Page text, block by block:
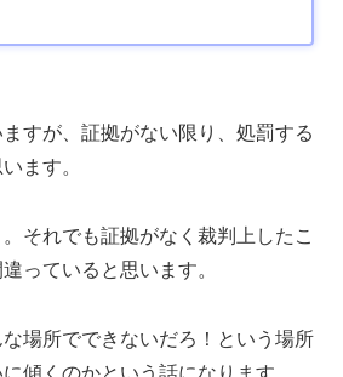
すが、証拠がない限り、処罰する
ます。
それでも証拠がなく裁判上したこ
っていると思います。
場所でできないだろ！という場所
傾くのかという話になります。